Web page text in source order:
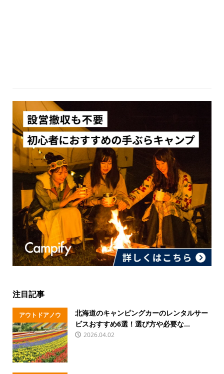
注目記事
アウトドアノウ
ハウ
北海道のキャンピングカーのレンタルサー
ビスおすすめ6選！選び方や必要な...
2026.04.02